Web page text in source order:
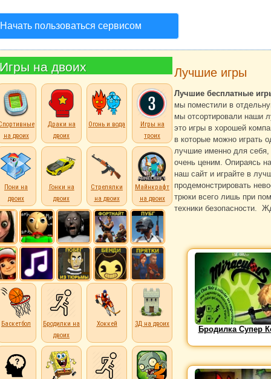
Начать пользоваться сервисом
Игры на двоих
на двоих
Драки на
двоих
Огонь и вода
Игры на
троих
Пони на
двоих
Гонки на
двоих
Стрелялки
на двоих
Майнкрафт
на двоих
Баскетбол
Бродилки на
двоих
Хоккей 3Д на двоих
Лучшие игры
Лучшие бесплатные
мы поместили в
мы отсортировали наши
это игры в хорошей
в которые можно играть
лучшие именно для себя,
очень ценим. Опираясь
наш сайт и играйте в
продемонстрировать
трюки всего лишь при
техники безопасности.
Бродилка Супер